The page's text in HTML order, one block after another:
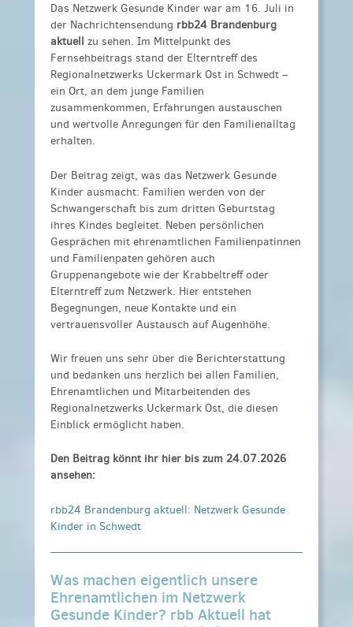
Das Netzwerk Gesunde Kinder war am 16. Juli in
der Nachrichtensendung rbb24 Brandenburg
aktuell zu sehen. Im Mittelpunkt des
Fernsehbeitrags stand der Elterntreff des
Regionalnetzwerks Uckermark Ost in Schwedt –
ein Ort, an dem junge Familien
zusammenkommen, Erfahrungen austauschen
und wertvolle Anregungen für den Familienalltag
erhalten.
Der Beitrag zeigt, was das Netzwerk Gesunde
Kinder ausmacht: Familien werden von der
Schwangerschaft bis zum dritten Geburtstag
ihres Kindes begleitet. Neben persönlichen
Gesprächen mit ehrenamtlichen Familienpatinnen
und Familienpaten gehören auch
Gruppenangebote wie der Krabbeltreff oder
Elterntreff zum Netzwerk. Hier entstehen
Begegnungen, neue Kontakte und ein
vertrauensvoller Austausch auf Augenhöhe.
Wir freuen uns sehr über die Berichterstattung
und bedanken uns herzlich bei allen Familien,
Ehrenamtlichen und Mitarbeitenden des
Regionalnetzwerks Uckermark Ost, die diesen
Einblick ermöglicht haben.
Den Beitrag könnt ihr hier bis zum 24.07.2026
ansehen:
rbb24 Brandenburg aktuell: Netzwerk Gesunde
Kinder in Schwedt
Was machen eigentlich unsere
Ehrenamtlichen im Netzwerk
Gesunde Kinder? rbb Aktuell hat